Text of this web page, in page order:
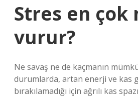
Stres en çok
vurur?
Ne savaş ne de kaçmanın
durumlarda, artan enerji ve kas
bırakılamadığı için ağrılı kas